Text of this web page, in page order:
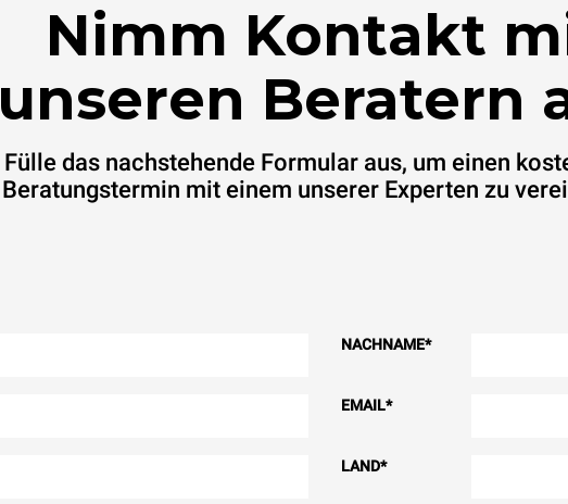
Nimm Kontakt
unseren Beratern
Fülle das nachstehende Formular aus, um einen
Beratungstermin mit einem unserer Experten zu
NACHNAME*
EMAIL*
LAND*